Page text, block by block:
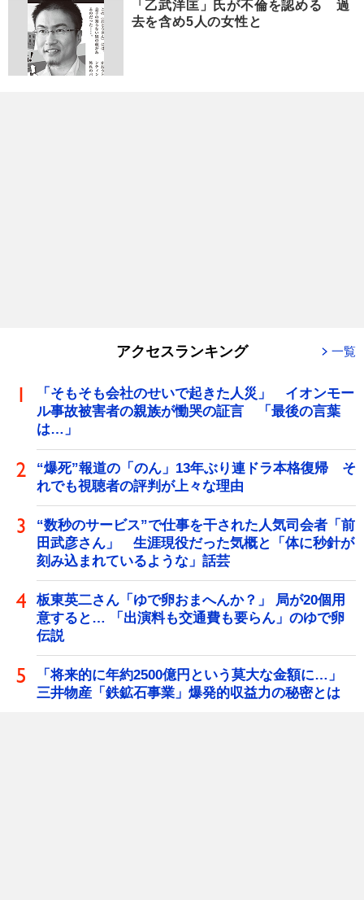
「乙武洋匡」氏が不倫を認める 過
去を含め5人の女性と
アクセスランキング 一覧
「そもそも会社のせいで起きた人災」 イオンモー
ル事故被害者の親族が慟哭の証言 「最後の言葉
は…」
“爆死”報道の「のん」13年ぶり連ドラ本格復帰 そ
れでも視聴者の評判が上々な理由
“数秒のサービス”で仕事を干された人気司会者「前
田武彦さん」 生涯現役だった気概と「体に秒針が
刻み込まれているような」話芸
板東英二さん「ゆで卵おまへんか？」 局が20個用
意すると… 「出演料も交通費も要らん」のゆで卵
伝説
「将来的に年約2500億円という莫大な金額に…」
三井物産「鉄鉱石事業」爆発的収益力の秘密とは